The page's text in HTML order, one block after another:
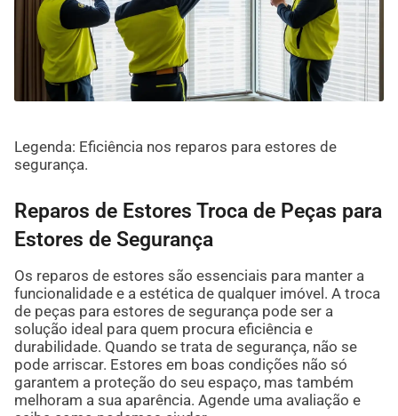
Legenda: Eficiência nos reparos para estores de
segurança.
Reparos de Estores Troca de Peças para
Estores de Segurança
Os reparos de estores são essenciais para manter a
funcionalidade e a estética de qualquer imóvel. A troca
de peças para estores de segurança pode ser a
solução ideal para quem procura eficiência e
durabilidade. Quando se trata de segurança, não se
pode arriscar. Estores em boas condições não só
garantem a proteção do seu espaço, mas também
melhoram a sua aparência. Agende uma avaliação e